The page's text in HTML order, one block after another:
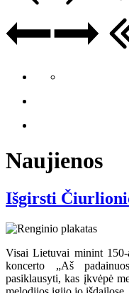
Naujienos
Išgirsti
Visai Lietuvai minint
koncerto „Aš
pasiklausyti, kas įkvėpė